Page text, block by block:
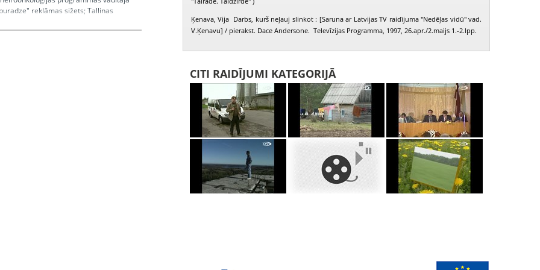
reklāmas sižets; Tallinas
tehnoloģe Agrita Jakubāne *
Kirmuška, A. Zūzens)
Ozoliņš Henrijs, Bicāns Kārlis,
Ķenava, Vija Darbs, kurš neļauj slinkot : [Saruna ar Latvijas TV raidījuma "Nedēļas vidū" vad.
V.Ķenavu] / pierakst. Dace Andersone. Televīzijas Programma, 1997, 26.apr./2.maijs 1.-2.lpp.
CITI RAIDĪJUMI KATEGORIJĀ